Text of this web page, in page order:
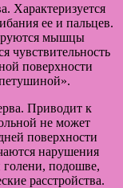
Характеризуется
ее и пальцев.
мышцы
чувствительность
поверхности
Приводит к
не может
поверхности
нарушения
голени, подошве,
расстройства.